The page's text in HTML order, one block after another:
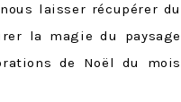
laisser récupérer du
la magie du paysage
de Noël du mois